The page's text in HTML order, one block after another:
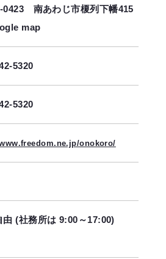
0423 南あわじ市榎列下幡415
map
5320
5320
onokoro/
由 (社務所は 9:00～17:00)